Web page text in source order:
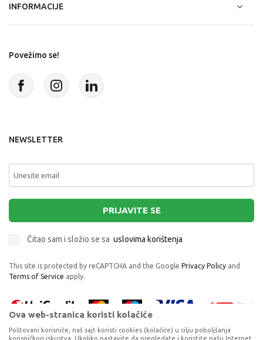
INFORMACIJE
Povežimo se!
NEWSLETTER
PRIJAVITE SE
Čitao sam i složio se sa uslovima korištenja
This site is protected by reCAPTCHA and the Google Privacy Policy and
Terms of Service apply.
Ova web-stranica koristi kolačiće
Poštovani korisniče, naš sajt koristi cookies (kolačiće) u cilju poboljšanja
korisničkog iskustva. Ukoliko nastavite da pregledate i koristite našu Internet